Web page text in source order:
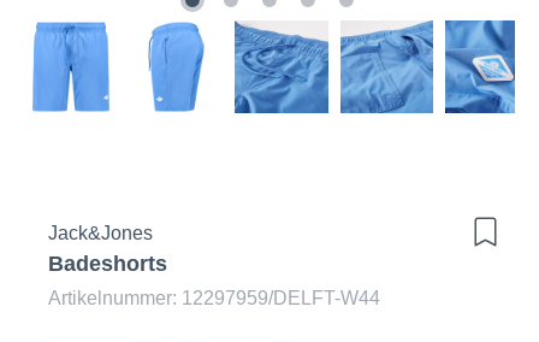
Jack&Jones
Badeshorts
Artikelnummer: 12297959/DELFT-W44